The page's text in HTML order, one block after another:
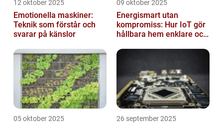
12 oktober 2025
Emotionella maskiner:
Teknik som förstår och
svarar på känslor
09 oktober 2025
Energismart utan
kompromiss: Hur IoT gör
hållbara hem enklare och
05 oktober 2025 26 september 2025